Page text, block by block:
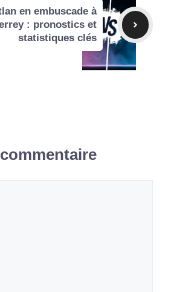
en embuscade à
: pronostics et
statistiques clés